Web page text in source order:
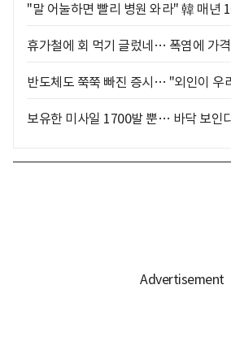
"말 어눌하면 빨리 병원 와라" 韓 매년
휴가철에 회 먹기 글렀네… 폭염에 가
반도체도 쭉쭉 빠진 증시… "외인이 우
보유한 미사일 1700발 뿐… 바닥 보인